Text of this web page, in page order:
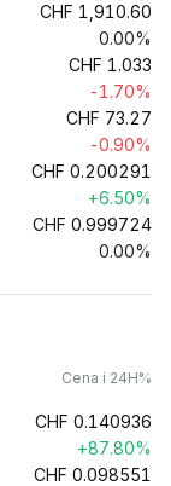
CHF 1,910.60
0.00%
CHF 1.033
-1.70%
CHF 73.27
-0.90%
CHF 0.200291
+6.50%
CHF 0.999724
0.00%
Cena i 24H%
CHF 0.140936
+87.80%
CHF 0.098551